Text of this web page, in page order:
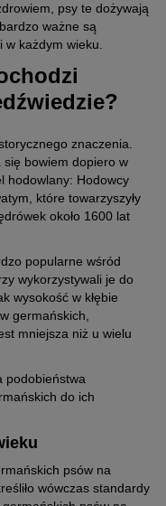
psy te dożywają
ważne są
każdym wieku.
znaczenia.
się bowiem dopiero w
hodowlany: Hodowcy
które towarzyszyły
około 1600 lat
popularne wśród
wykorzystywali je do
wysokość w kłębie
germańskich,
mniejsza niż u wielu
podobieństwa
do ich
psów na
wówczas standardy